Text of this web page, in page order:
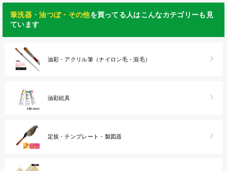
筆洗器・油つぼ・その他を買ってる人はこんなカテゴリーも見
ています
油彩・アクリル筆（ナイロン毛・混毛）
油彩絵具
定規・テンプレート・製図器